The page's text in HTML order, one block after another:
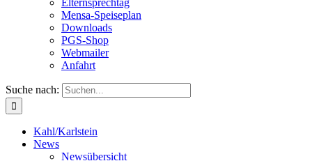
Elternsprechtag
Mensa-Speiseplan
Downloads
PGS-Shop
Webmailer
Anfahrt
Suche nach:
Kahl/Karlstein
News
Newsübersicht